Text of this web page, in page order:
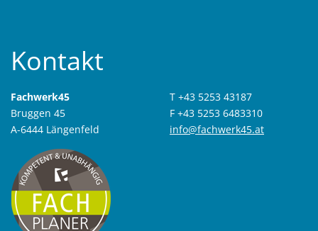
Kontakt
Fachwerk45
Bruggen 45
A-6444 Längenfeld
T +43 5253 43187
F +43 5253 6483310
info@fachwerk45.at